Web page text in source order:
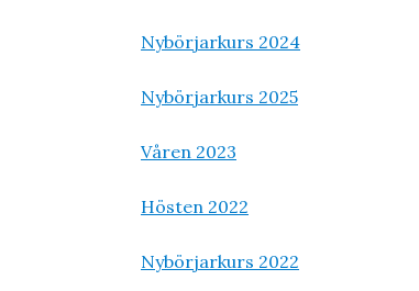
Nybörjarkurs 2024
Nybörjarkurs 2025
Våren 2023
Hösten 2022
Nybörjarkurs 2022